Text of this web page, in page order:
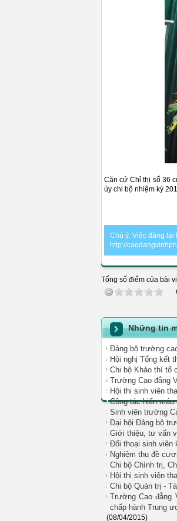
Căn cứ Chỉ thị số 36
ủy chi bộ nhiệm kỳ
Chú ý: Việc đăng lại
http://
Tổng số điểm của bài
Những tin
Đảng bộ trường
Hội nghị Tổng kết
Chi bộ Khảo thí tổ
Trường Cao đẳng
Hội thi sinh viên
Công tác hiến
Sinh viên trường
Đại hội Đảng bộ
Giới thiệu, tư vấn
Đối thoại sinh viên
Nghiệm thu đề
Chi bộ Chính trị,
Hội thi sinh viên
Chi bộ Quản trị -
Trường Cao đẳng
chấp hành Trung
(08/04/2015)